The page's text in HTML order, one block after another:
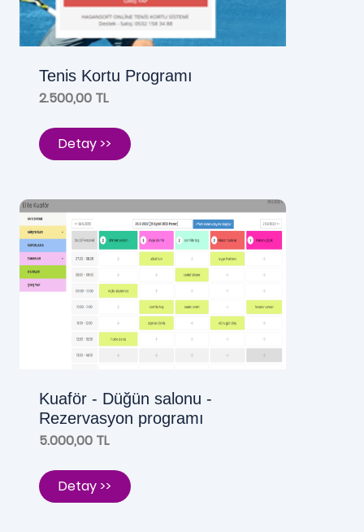
Tenis Kortu Programı
2.500,00 TL
Detay >>
Kuaför - Düğün salonu -
Rezervasyon programı
5.000,00 TL
Detay >>